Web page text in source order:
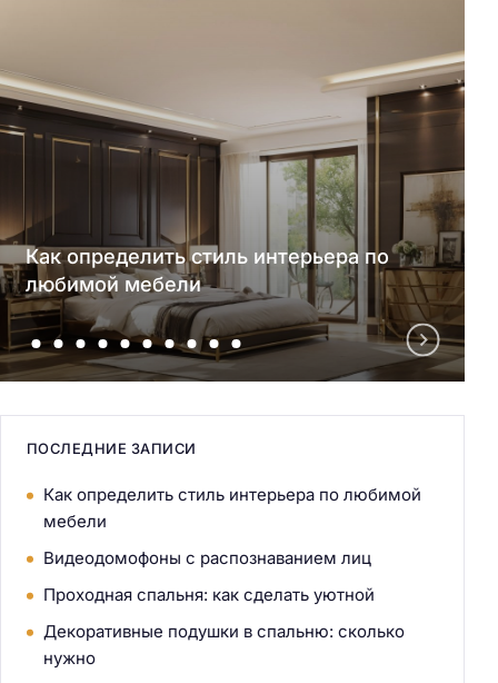
Как определить стиль интерьера по
любимой мебели
ПОСЛЕДНИЕ ЗАПИСИ
Как определить стиль интерьера по любимой
мебели
Видеодомофоны с распознаванием лиц
Проходная спальня: как сделать уютной
Декоративные подушки в спальню: сколько
нужно